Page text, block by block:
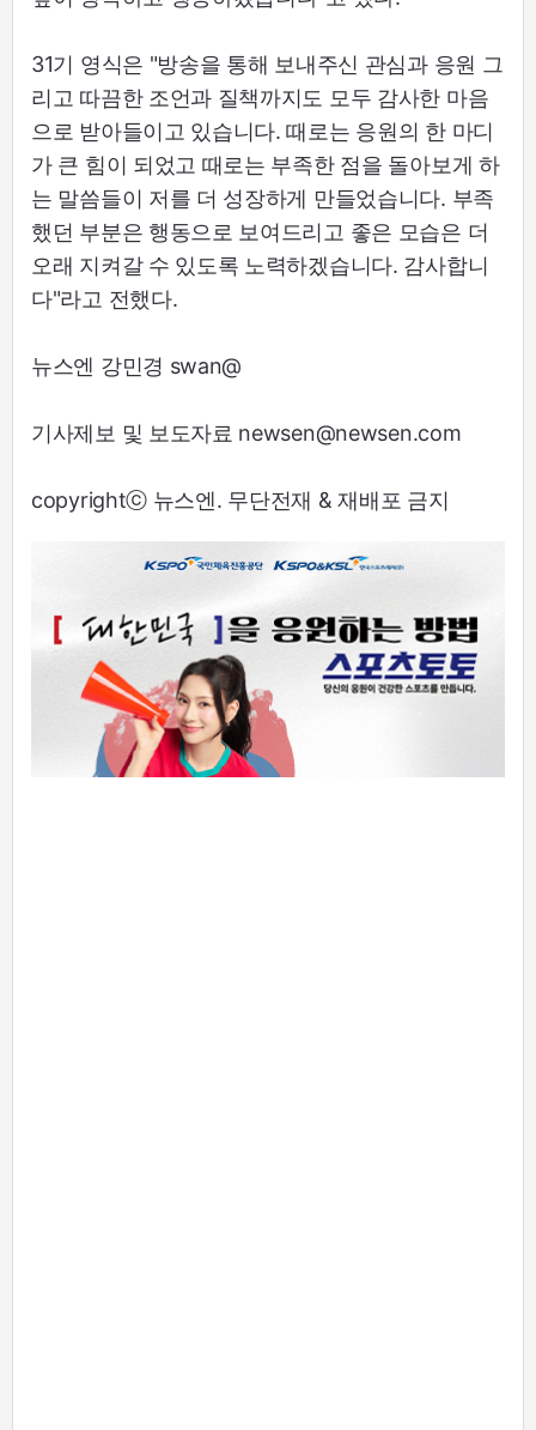
31기 영식은 "방송을 통해 보내주신 관심과 응원 그
리고 따끔한 조언과 질책까지도 모두 감사한 마음
으로 받아들이고 있습니다. 때로는 응원의 한 마디
가 큰 힘이 되었고 때로는 부족한 점을 돌아보게 하
는 말씀들이 저를 더 성장하게 만들었습니다. 부족
했던 부분은 행동으로 보여드리고 좋은 모습은 더
오래 지켜갈 수 있도록 노력하겠습니다. 감사합니
다"라고 전했다.
뉴스엔 강민경 swan@
기사제보 및 보도자료 newsen@newsen.com
copyrightⓒ 뉴스엔. 무단전재 & 재배포 금지